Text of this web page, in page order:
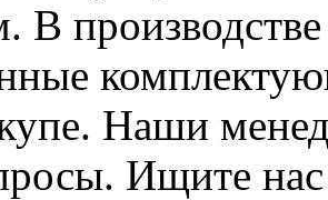
В
Наши
Ищите